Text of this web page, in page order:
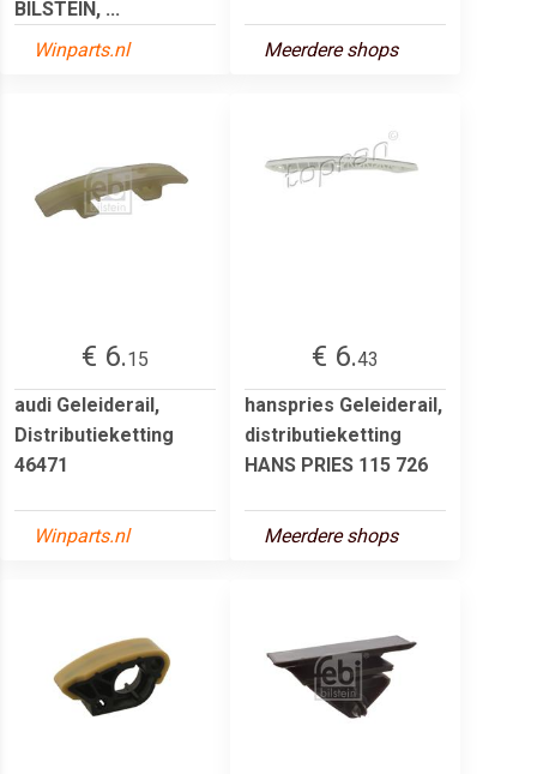
BILSTEIN, ...
Winparts.nl
Meerdere shops
€ 6.15
audi Geleiderail,
Distributieketting
46471
Winparts.nl
€ 6.43
hanspries Geleiderail,
distributieketting
HANS PRIES 115 726
Meerdere shops